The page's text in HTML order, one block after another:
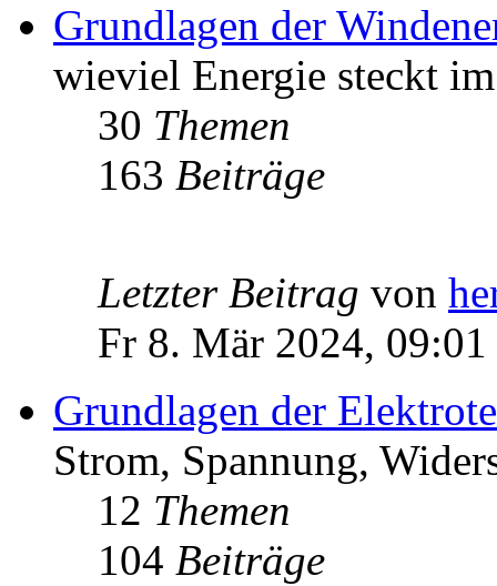
Grundlagen der
wieviel Energie steckt
30 Themen
163 Beiträge
Letzter Beitrag von
Fr 8. Mär 2024, 09:01
Grundlagen der
Strom, Spannung,
12 Themen
104 Beiträge